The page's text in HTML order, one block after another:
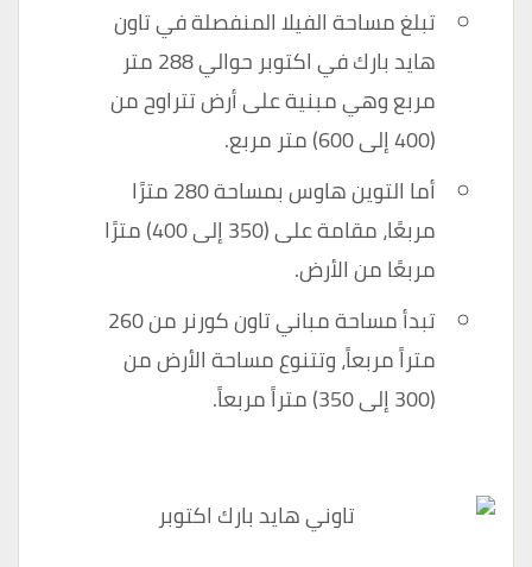
تبلغ مساحة الفيلا المنفصلة في تاون
هايد بارك في اكتوبر حوالي 288 متر
مربع وهي مبنية على أرض تتراوح من
(400 إلى 600) متر مربع.
أما التوين هاوس بمساحة 280 مترًا
مربعًا، مقامة على (350 إلى 400) مترًا
مربعًا من الأرض.
تبدأ مساحة مباني تاون كورنر من 260
متراً مربعاً، وتتنوع مساحة الأرض من
(300 إلى 350) متراً مربعاً.